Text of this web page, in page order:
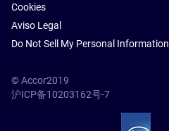
Cookies
Aviso Legal
Do Not Sell My Personal Information
© Accor2019
沪ICP备10203162号-7